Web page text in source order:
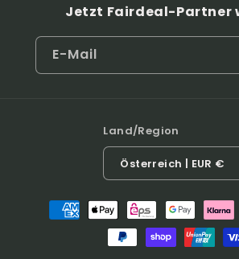
Jetzt Fairdeal-Partner
E-Mail
Land/Region
Österreich | EUR €
Zahlungsmethoden